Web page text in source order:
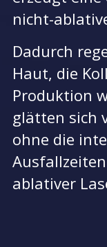
nicht-
Dadurch
Haut, die
Produktion
glätten sich
ohne die
Ausfallzeiten
ablativer